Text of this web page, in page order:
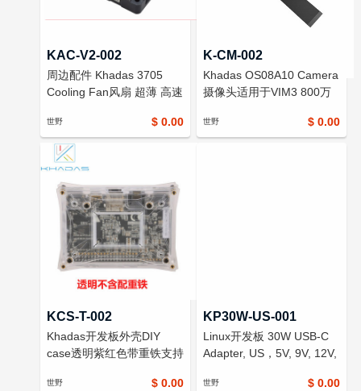
KAC-V2-002
周边配件 Khadas 3705
Cooling Fan风扇 超薄 高速
世野 $ 0.00
K-CM-002
Khadas OS08A10 Camera
摄像头适用于VIM3 800万
世野 $ 0.00
KCS-T-002
Khadas开发板外壳DIY
case透明紫红色带重铁支持
世野 $ 0.00
KP30W-US-001
Linux开发板 30W USB-C
Adapter, US，5V, 9V, 12V,
世野 $ 0.00